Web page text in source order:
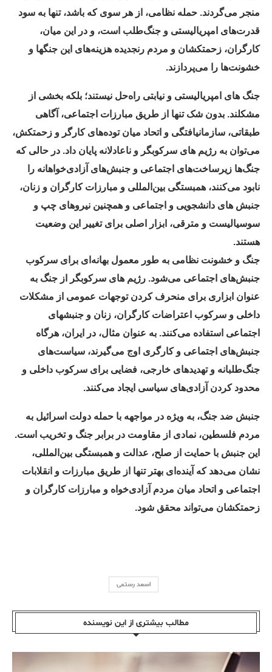
منجر می‌گردند. حمله نظامی، از هر سوی که باشد، تنها به سود
قدرت‌های امپریالیستی و جنگ‌طلب است، و در این میان،
کارگران، زحمتکشان و مردم رنجدیده هزینه‌های این جنگها و
خشونت‌ها را می‌پردازند.
جنگ های امپریالیستی و نیابتی راه‌حل نیستند؛ بلکه بخشی از
مشکلند. بدون شک تنها از طریق مبارزات اجتماعی، آگاهی
طبقاتی، سازمانیافتگی و اتحاد میان توده‌های کارگر و زحمتکش،
می‌توان به رژیم های سرکوبگر و ناعادلانه پایان داد. در حالی که
جنگ‌ها زیرساخت‌های اجتماعی و جنبش‌های آزادی‌خواهانه را
نابود می‌کنند، همبستگی بین‌المللی و مبارزات کارگران و زنان،
جنبش های دانشجویی و اجتماعی و همچنین نیروهای چپ و
سوسیالیست و مترقی، ابزار اصلی برای تغییر این وضعیت
هستند.
جنگ و خشونت نظامی به طور معمول بهانه‌ای برای سرکوب
جنبش‌های اجتماعی می‌شود. رژیم های سرکوبگر از جنگ به
عنوان ابزاری برای منحرف کردن توجهات عمومی از مشکلات
داخلی و سرکوب اعتراضات کارگران، زنان و جنبشهای
اجتماعی استفاده می‌کنند. به عنوان مثال، در ایران، هرگاه
جنبش‌های اجتماعی و کارگری اوج می‌گیرند، سیاست‌های
جنگ‌طلبانه و تهدیدهای خارجی، فضایی برای سرکوب داخلی و
محدود کردن آزادی‌های سیاسی ایجاد می‌کنند.
جنبش ضد جنگ، به ویژه در مواجهه با حمله دولت اسرائیل به
مردم فلسطین، نمادی از مقاومت در برابر جنگ و تخریب است.
این جنبش با حمایت از صلح، عدالت و همبستگی بین‌المللی،
نشان می‌دهد که آینده‌ای بهتر تنها از طریق مبارزات و انقلابات
اجتماعی و اتحاد میان مردم آزادی‌خواه و مبارزات کارگران و
زحمتکشان می‌تواند محقق شود.
اسعد رستمی
مطالب بیشتری از این نویسندە